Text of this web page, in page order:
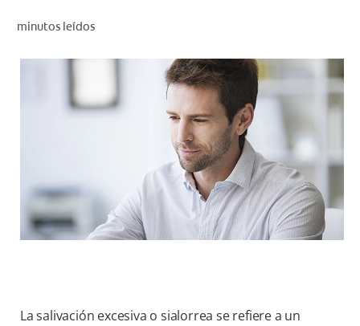
PROMOCIONES
SUSCRÍBASE
minutos leídos
La salivación excesiva o sialorrea se refiere a un